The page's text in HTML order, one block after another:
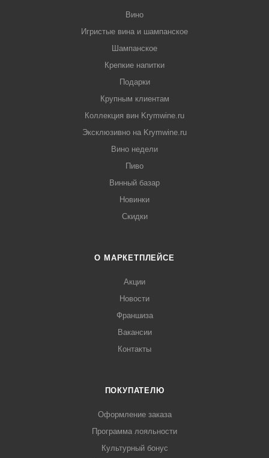
Вино
Игристые вина и шампанское
Шампанское
Крепкие напитки
Подарки
Крупным клиентам
Коллекция вин Krymwine.ru
Эксклюзивно на Krymwine.ru
Вино недели
Пиво
Винный базар
Новинки
Скидки
О МАРКЕТПЛЕЙСЕ
Акции
Новости
Франшиза
Вакансии
Контакты
ПОКУПАТЕЛЮ
Оформление заказа
Программа лояльности
Культурный бонус